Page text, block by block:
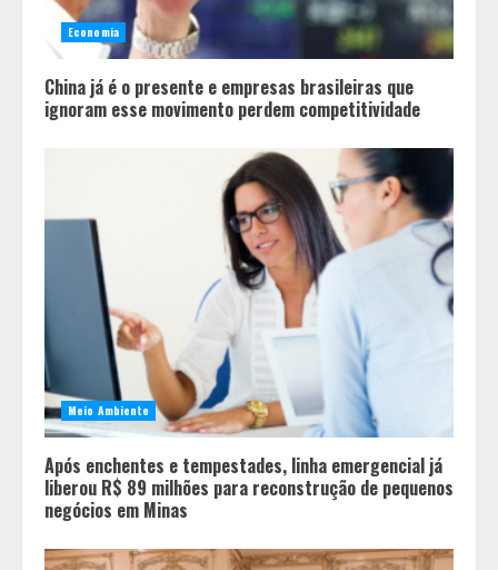
Economia
China já é o presente e empresas brasileiras que
ignoram esse movimento perdem competitividade
Meio Ambiente
Após enchentes e tempestades, linha emergencial já
liberou R$ 89 milhões para reconstrução de pequenos
negócios em Minas